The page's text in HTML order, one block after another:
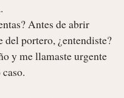
del portero, ¿entendiste?
y me llamaste urgente